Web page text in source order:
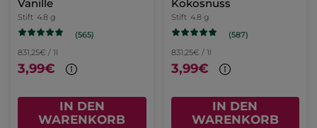
Vanille
Stift 4.8 g
(565)
831,25€ / 1l
3,99€
IN DEN
WARENKORB
Kokosnuss
Stift 4.8 g
(587)
831,25€ / 1l
3,99€
IN DEN
WARENKORB